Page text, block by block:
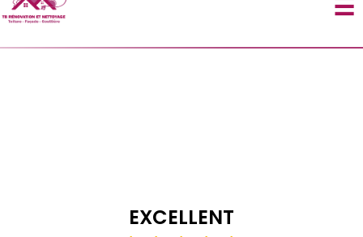
☰
EXCELLENT